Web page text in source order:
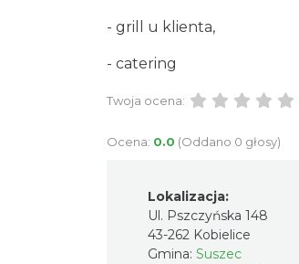
- grill u klienta,
- catering
Twoja ocena:
Ocena: 0.0 (Oddano 0 głosy)
Lokalizacja:
Ul. Pszczyńska 148
43-262 Kobielice
Gmina: Suszec